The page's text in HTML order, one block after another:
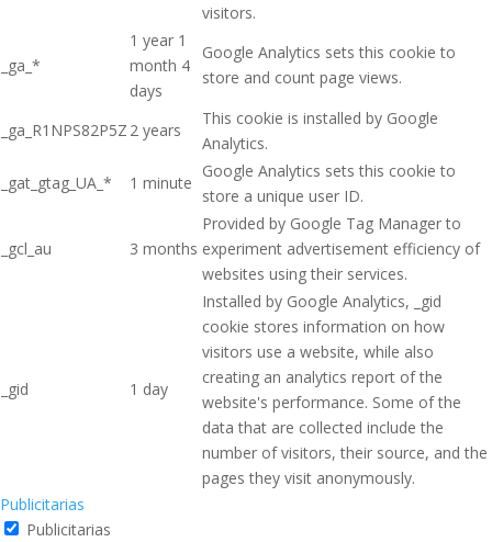
visitors.
_ga_*
1 year 1
month 4
days
Google Analytics sets this cookie to
store and count page views.
_ga_R1NPS82P5Z 2 years
This cookie is installed by Google
Analytics.
_gat_gtag_UA_*
1 minute
Google Analytics sets this cookie to
store a unique user ID.
_gcl_au 3 months
Provided by Google Tag Manager to
experiment advertisement efficiency of
websites using their services.
_gid 1 day
Installed by Google Analytics, _gid
cookie stores information on how
visitors use a website, while also
creating an analytics report of the
website's performance. Some of the
data that are collected include the
number of visitors, their source, and the
pages they visit anonymously.
Publicitarias
Publicitarias